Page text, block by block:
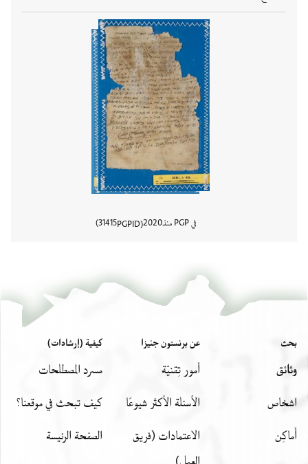
في PGP منذ 2020
PGPID
31415
بحث
وثائق
اشخاص
أَماكِن
عن برنستون جنيزا
أمور تِقنيّة
الأسئلة الأكثر شيوعًا
الاعتمادات (فريق
كيفية (إرشادات)
مسرد المصطلحات
كيف تبحث في موقعنا؟
الصفحة الرئيسة